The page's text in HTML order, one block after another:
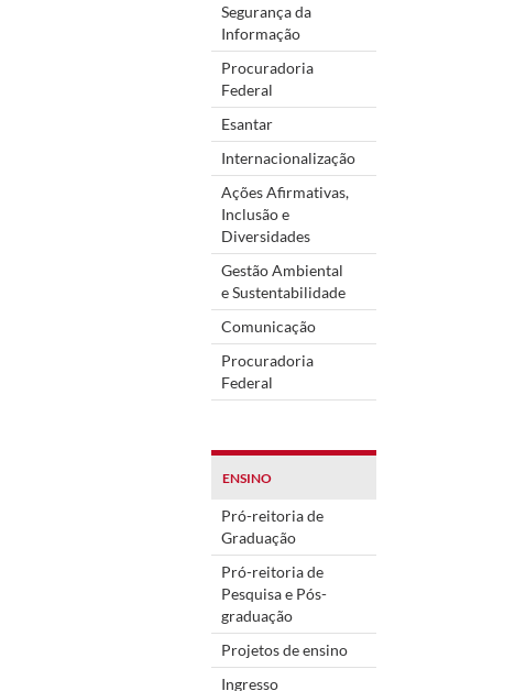
Segurança da
Informação
Procuradoria
Federal
Esantar
Internacionalização
Ações Afirmativas,
Inclusão e
Diversidades
Gestão Ambiental
e Sustentabilidade
Comunicação
Procuradoria
Federal
ENSINO
Pró-reitoria de
Graduação
Pró-reitoria de
Pesquisa e Pós-
graduação
Projetos de ensino
Ingresso